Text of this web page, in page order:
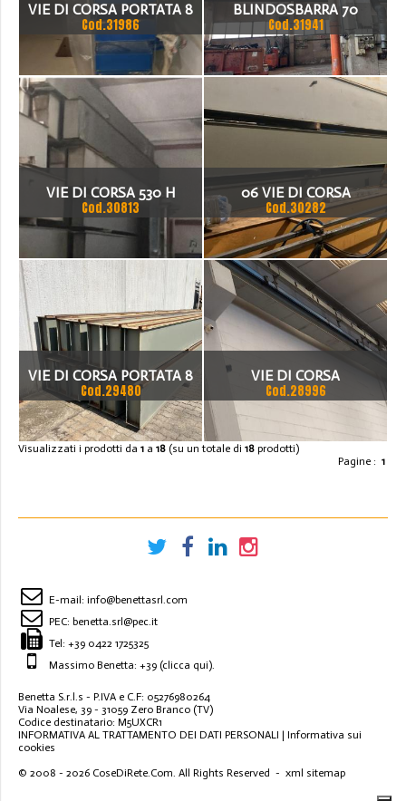
VIE DI CORSA PORTATA 8
TN
Cod.31986
BLINDOSBARRA 70
AMPERE
Cod.31941
VIE DI CORSA 530 H
COMPRESO QUADRO 30X
40 , 250 LARGHEZZA
Cod.30813
06 VIE DI CORSA
Cod.30282
VIE DI CORSA PORTATA 8
TON 12 PEZZI DA 8500MM
LARGHEZZA 260MM
Cod.29480
VIE DI CORSA
Cod.28996
Visualizzati i prodotti da 1 a 18 (su un totale di 18 prodotti)
Pagine : 1
E-mail: info@benettasrl.com
PEC: benetta.srl@pec.it
Tel: +39 0422 1725325
Massimo Benetta: +39 (clicca qui).
Benetta S.r.l.s - P.IVA e C.F: 05276980264
Via Noalese, 39 - 31059 Zero Branco (TV)
Codice destinatario: M5UXCR1
INFORMATIVA AL TRATTAMENTO DEI DATI PERSONALI | Informativa sui
cookies
© 2008 - 2026 CoseDiRete.Com. All Rights Reserved - xml sitemap